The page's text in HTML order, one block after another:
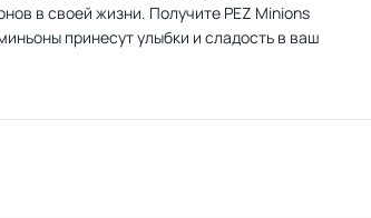
в своей жизни. Получите PEZ Minions
принесут улыбки и сладость в ваш